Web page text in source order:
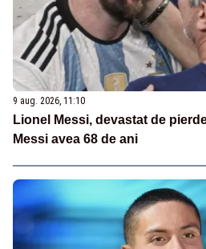
9 aug. 2026, 11:10
Lionel Messi, devastat de
Messi avea 68 de ani